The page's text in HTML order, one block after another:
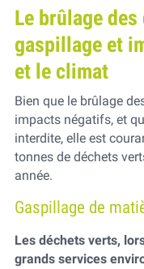
Le brûlage
gaspillage et
et le climat
Bien que le brûlage
impacts négatifs, et
interdite, elle est
tonnes de déchets
année.
Gaspillage de
Les déchets verts,
grands services